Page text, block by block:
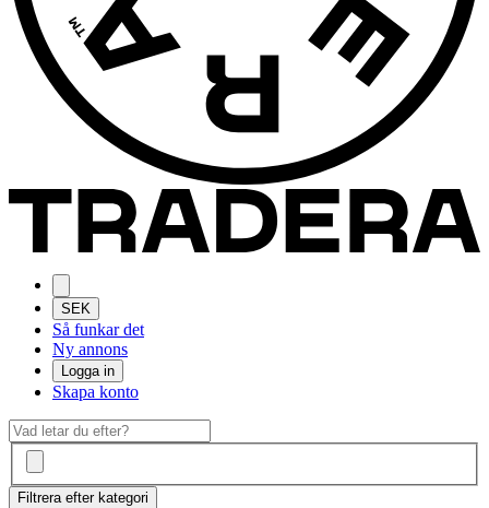
SEK
Så funkar det
Ny annons
Logga in
Skapa konto
Filtrera efter kategori